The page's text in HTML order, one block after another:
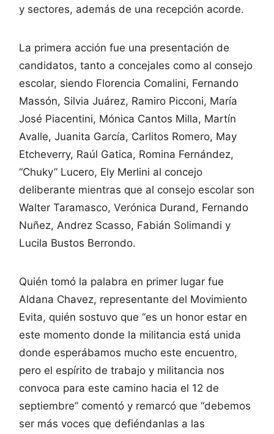
y sectores, además de una recepción acorde.
La primera acción fue una presentación de
candidatos, tanto a concejales como al consejo
escolar, siendo Florencia Comalini, Fernando
Massón, Silvia Juárez, Ramiro Picconi, María
José Piacentini, Mónica Cantos Milla, Martín
Avalle, Juanita García, Carlitos Romero, May
Etcheverry, Raúl Gatica, Romina Fernández,
“Chuky” Lucero, Ely Merlini al concejo
deliberante mientras que al consejo escolar son
Walter Taramasco, Verónica Durand, Fernando
Nuñez, Andrez Scasso, Fabián Solimandi y
Lucila Bustos Berrondo.
Quién tomó la palabra en primer lugar fue
Aldana Chavez, representante del Movimiento
Evita, quién sostuvo que “es un honor estar en
este momento donde la militancia está unida
donde esperábamos mucho este encuentro,
pero el espírito de trabajo y militancia nos
convoca para este camino hacia el 12 de
septiembre” comentó y remarcó que “debemos
ser más voces que defiéndanlas a las